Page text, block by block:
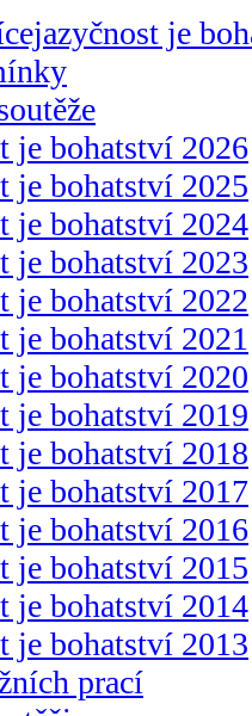
je
je bohatství 2026
je bohatství 2025
je bohatství 2024
je bohatství 2023
je bohatství 2022
je bohatství 2021
je bohatství 2020
je bohatství 2019
je bohatství 2018
je bohatství 2017
je bohatství 2016
je bohatství 2015
je bohatství 2014
je bohatství 2013
prací